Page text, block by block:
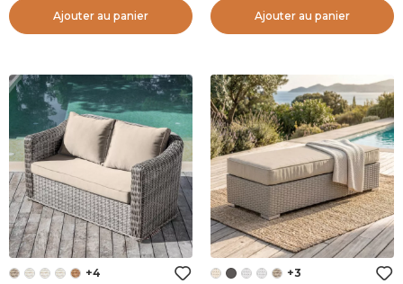
Ajouter au panier Ajouter au panier
+4 +3